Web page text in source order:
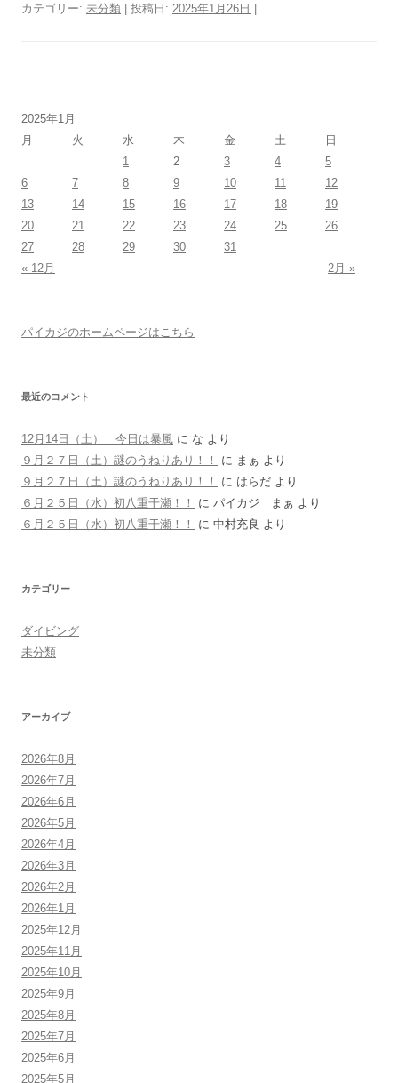
カテゴリー: 未分類 | 投稿日: 2025年1月26日 |
2025年1月
月
火 水 木 金 土
日
1
2 3 4
5
6
7 8 9 10 11
12
13
14 15 16 17 18
19
20
21 22 23 24 25
26
27
28 29 30
31
« 12月
2月 »
パイカジのホームページはこちら
最近のコメント
12月14日（土） 今日は暴風 に な より
９月２７日（土）謎のうねりあり！！
に まぁ より
９月２７日（土）謎のうねりあり！！
に はらだ より
６月２５日（水）初八重干瀬！！
に パイカジ まぁ より
６月２５日（水）初八重干瀬！！
に 中村充良 より
カテゴリー
ダイビング
未分類
アーカイブ
2026年8月
2026年7月
2026年6月
2026年5月
2026年4月
2026年3月
2026年2月
2026年1月
2025年12月
2025年11月
2025年10月
2025年9月
2025年8月
2025年7月
2025年6月
2025年5月